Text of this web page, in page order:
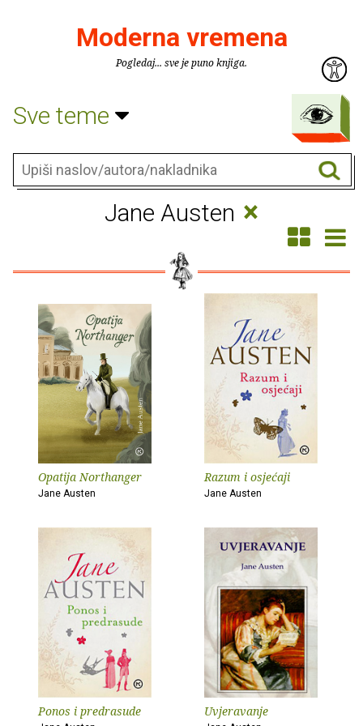
Moderna vremena
Pogledaj... sve je puno knjiga.
Sve teme
Jane Austen ×
Opatija Northanger
Jane Austen
Razum i osjećaji
Jane Austen
Ponos i predrasude Uvjeravanje